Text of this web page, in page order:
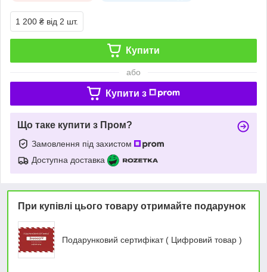
1 200 ₴ від 2 шт.
Купити
або
Купити з
Що таке купити з Пром?
Замовлення під захистом
Доступна доставка
При купівлі цього товару отримайте подарунок
Подарунковий сертифікат ( Цифровий товар )